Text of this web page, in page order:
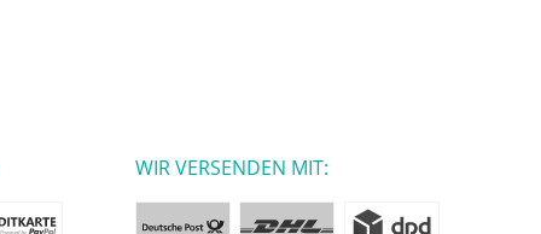
WIR VERSENDEN MIT: